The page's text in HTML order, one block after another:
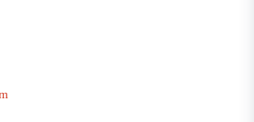
Kommune er faldet